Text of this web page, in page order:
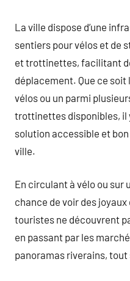
La ville dispose d’une
sentiers pour vélos et de
et trottinettes, facilitant
déplacement. Que ce soit
vélos ou un parmi
trottinettes disponibles, il
solution accessible et
ville.
En circulant à vélo ou sur
chance de voir des
touristes ne découvrent
en passant par les
panoramas riverains, tout